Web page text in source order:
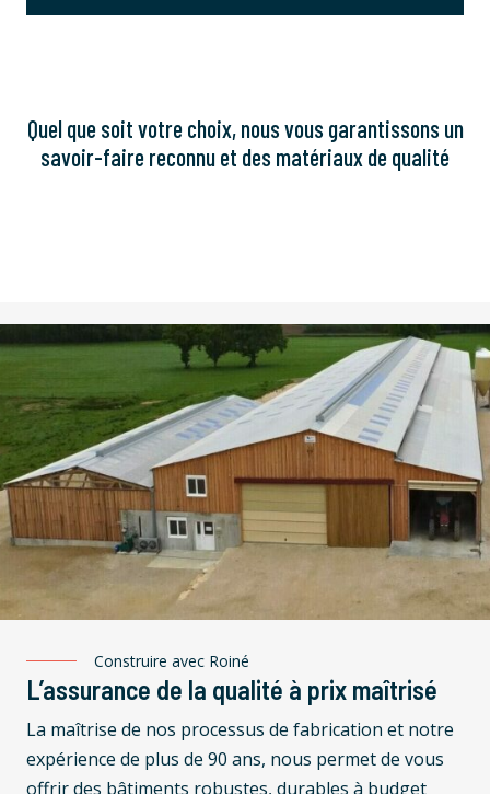
Quel que soit votre choix, nous vous garantissons un
savoir-faire reconnu et des matériaux de qualité
Construire avec Roiné
L’assurance de la qualité à prix maîtrisé
La maîtrise de nos processus de fabrication et notre
expérience de plus de 90 ans, nous permet de vous
offrir des bâtiments robustes, durables à budget